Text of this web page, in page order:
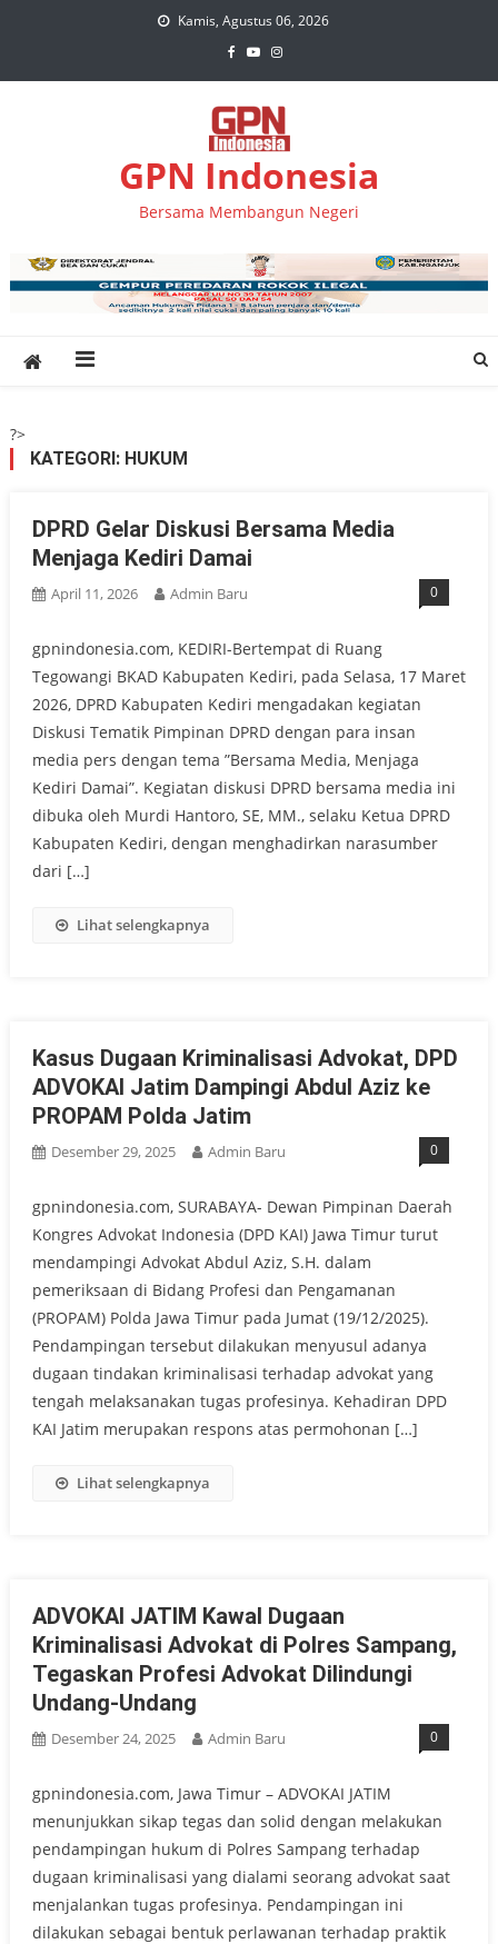
Kamis, Agustus 06, 2026
GPN Indonesia
Bersama Membangun Negeri
?>
KATEGORI: HUKUM
DPRD Gelar Diskusi Bersama Media
Menjaga Kediri Damai
April 11, 2026 Admin Baru 0
gpnindonesia.com, KEDIRI-Bertempat di Ruang
Tegowangi BKAD Kabupaten Kediri, pada Selasa, 17 Maret
2026, DPRD Kabupaten Kediri mengadakan kegiatan
Diskusi Tematik Pimpinan DPRD dengan para insan
media pers dengan tema ”Bersama Media, Menjaga
Kediri Damai”. Kegiatan diskusi DPRD bersama media ini
dibuka oleh Murdi Hantoro, SE, MM., selaku Ketua DPRD
Kabupaten Kediri, dengan menghadirkan narasumber
dari […]
Lihat selengkapnya
Kasus Dugaan Kriminalisasi Advokat, DPD
ADVOKAI Jatim Dampingi Abdul Aziz ke
PROPAM Polda Jatim
Desember 29, 2025 Admin Baru 0
gpnindonesia.com, SURABAYA- Dewan Pimpinan Daerah
Kongres Advokat Indonesia (DPD KAI) Jawa Timur turut
mendampingi Advokat Abdul Aziz, S.H. dalam
pemeriksaan di Bidang Profesi dan Pengamanan
(PROPAM) Polda Jawa Timur pada Jumat (19/12/2025).
Pendampingan tersebut dilakukan menyusul adanya
dugaan tindakan kriminalisasi terhadap advokat yang
tengah melaksanakan tugas profesinya. Kehadiran DPD
KAI Jatim merupakan respons atas permohonan […]
Lihat selengkapnya
ADVOKAI JATIM Kawal Dugaan
Kriminalisasi Advokat di Polres Sampang,
Tegaskan Profesi Advokat Dilindungi
Undang-Undang
Desember 24, 2025 Admin Baru 0
gpnindonesia.com, Jawa Timur – ADVOKAI JATIM
menunjukkan sikap tegas dan solid dengan melakukan
pendampingan hukum di Polres Sampang terhadap
dugaan kriminalisasi yang dialami seorang advokat saat
menjalankan tugas profesinya. Pendampingan ini
dilakukan sebagai bentuk perlawanan terhadap praktik